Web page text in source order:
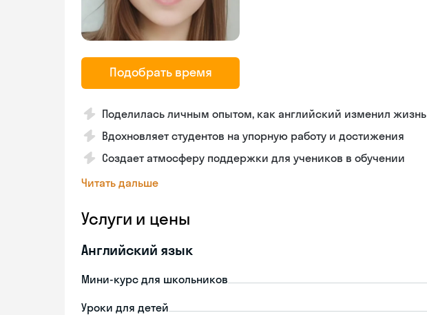
Подобрать время
Поделилась личным опытом, как английский изменил жизнь
Вдохновляет студентов на упорную работу и достижения
Создает атмосферу поддержки для учеников в обучении
Читать дальше
Услуги и цены
Английский язык
Мини-курс для школьников
Уроки для детей